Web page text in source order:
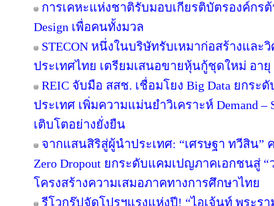
การเคหะแห่งชาติรับมอบเกียรติบัตรองค์กร
Design เพื่อคนทั้งมวล
STECON หนึ่งในบริษัทรับเหมาก่อสร้างแล
ประเทศไทย เตรียมเสนอขายหุ้นกู้ชุดใหม่ อา
REIC จับมือ สสช. เชื่อมโยง Big Data ยกร
ประเทศ เพิ่มความแม่นยำวิเคราะห์ Demand
เติบโตอย่างยั่งยืน
จากแสนสิริสู่ผู้นำประเทศ: “เศรษฐา ทวีสิน”
Zero Dropout ยกระดับแคมเปญภาคเอกชนสู่
โครงสร้างความเสมอภาคทางการศึกษาไทย
รีโวกรุ๊ปจัดโปรฯแรงแห่งปี! “ไอเจ้นท์ พระรา